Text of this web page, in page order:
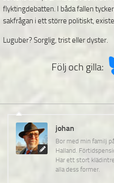
flyktingdebatten. I båda fallen
sakfrågan i ett större politiskt,
Luguber? Sorglig, trist eller dyster.
Följ och gilla:
johan
Bor med min familj
Halland.
Har ett stort
alla dess former.